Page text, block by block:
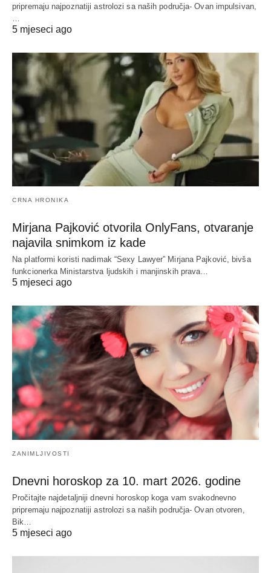
pripremaju najpoznatiji astrolozi sa naših područja- Ovan impulsivan,
5 mjeseci ago
CRNA HRONIKA
Mirjana Pajković otvorila OnlyFans, otvaranje
najavila snimkom iz kade
Na platformi koristi nadimak “Sexy Lawyer” Mirjana Pajković, bivša
funkcionerka Ministarstva ljudskih i manjinskih prava…
5 mjeseci ago
ZANIMLJIVOSTI
Dnevni horoskop za 10. mart 2026. godine
Pročitajte najdetaljniji dnevni horoskop koga vam svakodnevno
pripremaju najpoznatiji astrolozi sa naših područja- Ovan otvoren,
Bik…
5 mjeseci ago